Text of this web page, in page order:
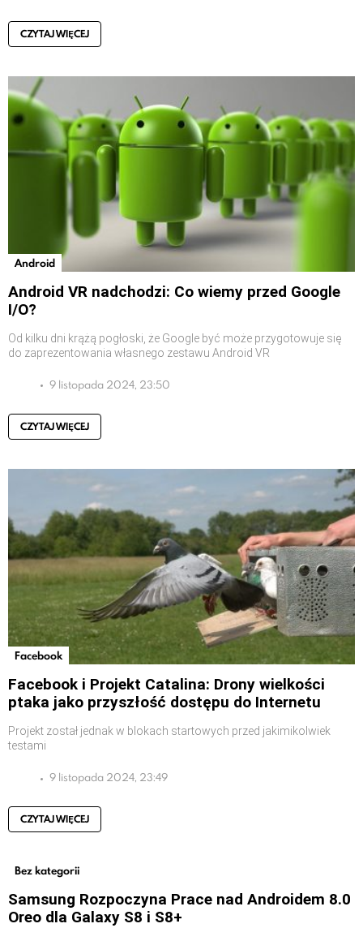
CZYTAJ WIĘCEJ
Android
Android VR nadchodzi: Co wiemy przed Google
I/O?
Od kilku dni krążą pogłoski, że Google być może przygotowuje się
do zaprezentowania własnego zestawu Android VR
9 listopada 2024, 23:50
CZYTAJ WIĘCEJ
Facebook
Facebook i Projekt Catalina: Drony wielkości
ptaka jako przyszłość dostępu do Internetu
Projekt został jednak w blokach startowych przed jakimikolwiek
testami
9 listopada 2024, 23:49
CZYTAJ WIĘCEJ
Bez kategorii
Samsung Rozpoczyna Prace nad Androidem 8.0
Oreo dla Galaxy S8 i S8+